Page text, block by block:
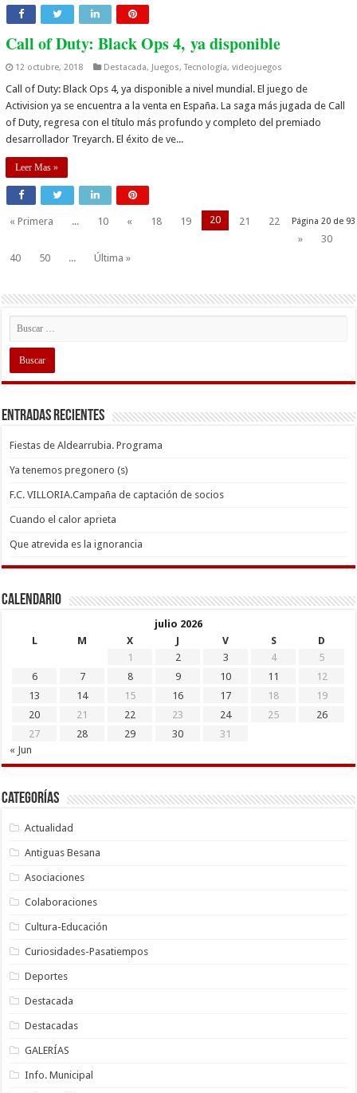
Call of Duty: Black Ops 4, ya disponible
12 octubre, 2018 Destacada, Juegos,Tecnología,videojuegos
Call of Duty: Black Ops 4, ya disponible a nivel mundial. El juego de
Activision ya se encuentra a la venta en España. La saga más jugada de Call
of Duty, regresa con el título más profundo y completo del premiado
desarrollador Treyarch. El éxito de ve...
Leer Mas »
Página 20 de 93
« Primera ... 10 « 18 19 20 21
22
»
30
40
50 ... Última »
Entradas recientes
Fiestas de Aldearrubia. Programa
Ya tenemos pregonero (s)
F.C. VILLORIA.Campaña de captación de socios
Cuando el calor aprieta
Que atrevida es la ignorancia
Calendario
julio 2026
L
M X J V S
D
1
2 3 4
5
6
7 8 9 10 11
12
13
14 15 16 17 18
19
20
21 22 23 24 25
26
27
28 29 30
31
« Jun
Categorías
Actualidad
Antiguas Besana
Asociaciones
Colaboraciones
Cultura-Educación
Curiosidades-Pasatiempos
Deportes
Destacada
Destacadas
GALERÍAS
Info. Municipal